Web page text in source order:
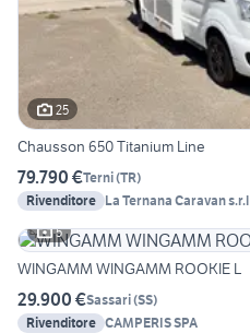
25
Chausson 650 Titanium Line
79.790 €Terni(TR)
Rivenditore La Ternana Caravan s.r.l
5
WINGAMM WINGAMM ROOKIE L
29.900 €Sassari(SS)
Rivenditore CAMPERIS SPA